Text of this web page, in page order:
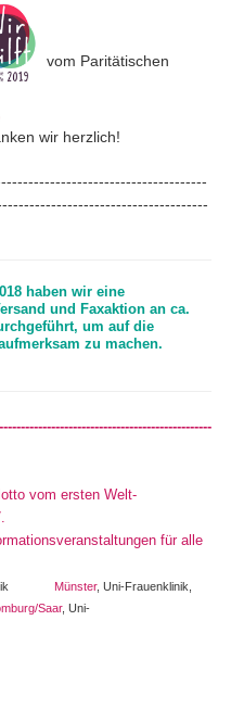
vom Paritätischen
wir herzlich!
haben wir eine
und Faxaktion an ca.
um auf die
zu machen.
vom ersten Welt-
für alle
Münster, Uni-Frauenklinik,
Saar, Uni-